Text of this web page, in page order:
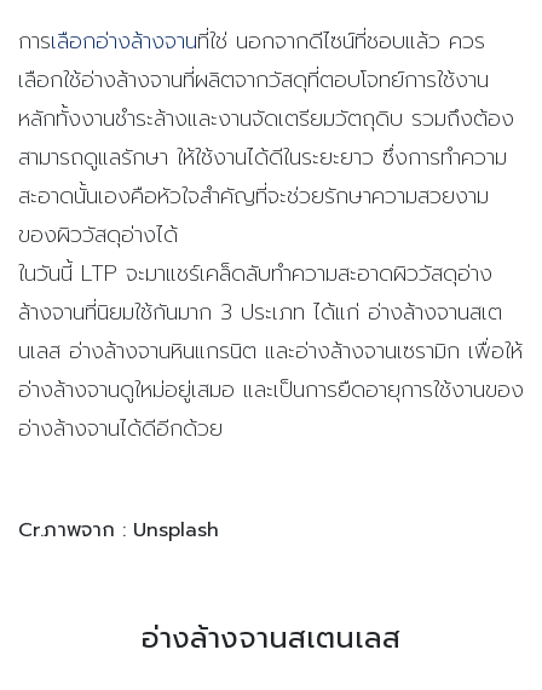
การเลือกอ่างล้างจานที่ใช่ นอกจากดีไซน์ที่ชอบแล้ว ควร
เลือกใช้อ่างล้างจานที่ผลิตจากวัสดุที่ตอบโจทย์การใช้งาน
หลักทั้งงานชำระล้างและงานจัดเตรียมวัตถุดิบ รวมถึงต้อง
สามารถดูแลรักษา ให้ใช้งานได้ดีในระยะยาว ซึ่งการทำความ
สะอาดนั้นเองคือหัวใจสำคัญที่จะช่วยรักษาความสวยงาม
ของผิววัสดุอ่างได้
ในวันนี้ LTP จะมาแชร์เคล็ดลับทำความสะอาดผิววัสดุอ่าง
ล้างจานที่นิยมใช้กันมาก 3 ประเภท ได้แก่ อ่างล้างจานสเต
นเลส อ่างล้างจานหินแกรนิต และอ่างล้างจานเซรามิก เพื่อให้
อ่างล้างจานดูใหม่อยู่เสมอ และเป็นการยืดอายุการใช้งานของ
อ่างล้างจานได้ดีอีกด้วย
Cr.ภาพจาก : Unsplash
อ่างล้างจานสเตนเลส